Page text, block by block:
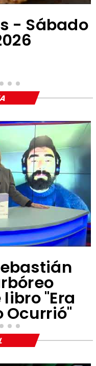
- Sábado
"Era
Ocurrió"